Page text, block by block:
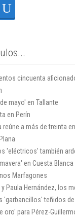
cincuenta
mayo' en Tallante
en Perín
reúne a más de treinta
'eléctricos' también
en Cuesta Blanca
Marfagones
y Paula Hernández, los
'garbancillos' teñidos
oro' para Pérez-